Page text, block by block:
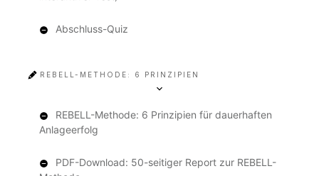
Abschluss-Quiz
REBELL-METHODE: 6 PRINZIPIEN
REBELL-Methode: 6 Prinzipien für dauerhaften
Anlageerfolg
PDF-Download: 50-seitiger Report zur REBELL-